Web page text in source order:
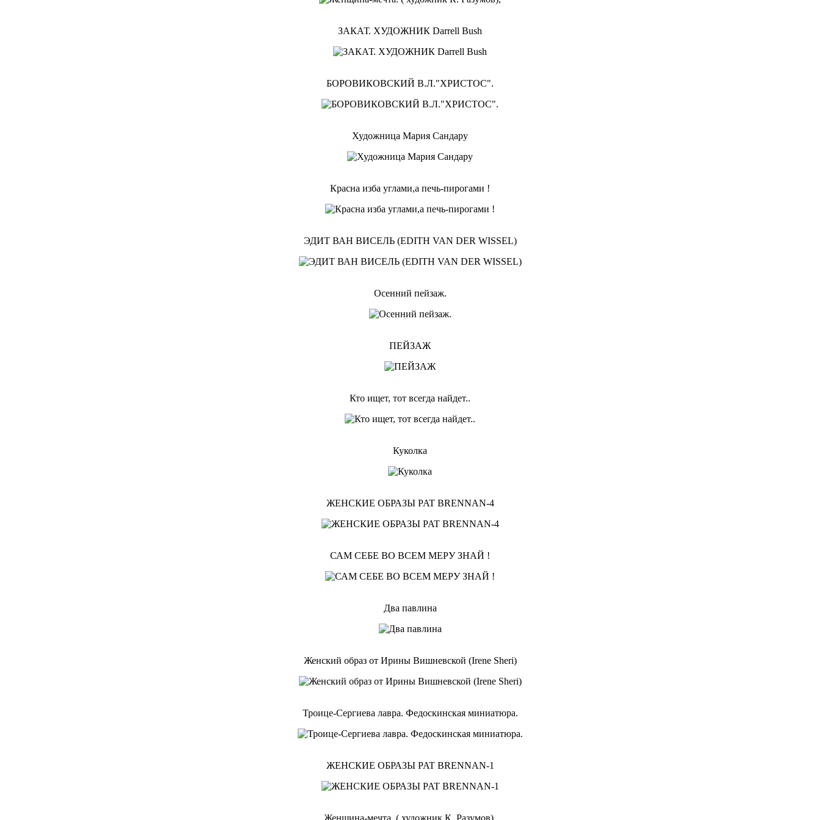
ЗАКАТ. ХУДОЖНИК Darrell Bush
БОРОВИКОВСКИЙ В.Л."ХРИСТОС".
Художница Мария Сандару
Красна изба углами,а печь-пирогами !
ЭДИТ ВАН ВИСЕЛЬ (EDITH VAN DER WISSEL)
Осенний пейзаж.
ПЕЙЗАЖ
Кто ищет, тот всегда найдет..
Куколка
ЖЕНСКИЕ ОБРАЗЫ PAT BRENNAN-4
САМ СЕБЕ ВО ВСЕМ МЕРУ ЗНАЙ !
Два павлина
Женский образ от Ирины Вишневской (Irene Sheri)
Троице-Сергиева лавра. Федоскинская миниатюра.
ЖЕНСКИЕ ОБРАЗЫ PAT BRENNAN-1
Женщина-мечта. ( художник К. Разумов),